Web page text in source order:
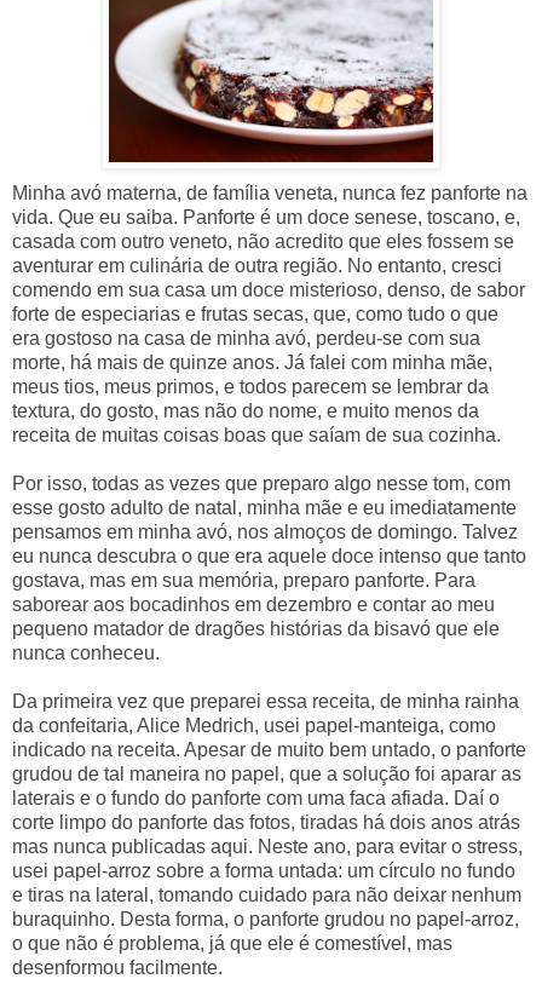
Minha avó materna, de família veneta, nunca fez panforte na
vida. Que eu saiba. Panforte é um doce senese, toscano, e,
casada com outro veneto, não acredito que eles fossem se
aventurar em culinária de outra região. No entanto, cresci
comendo em sua casa um doce misterioso, denso, de sabor
forte de especiarias e frutas secas, que, como tudo o que
era gostoso na casa de minha avó, perdeu-se com sua
morte, há mais de quinze anos. Já falei com minha mãe,
meus tios, meus primos, e todos parecem se lembrar da
textura, do gosto, mas não do nome, e muito menos da
receita de muitas coisas boas que saíam de sua cozinha.
Por isso, todas as vezes que preparo algo nesse tom, com
esse gosto adulto de natal, minha mãe e eu imediatamente
pensamos em minha avó, nos almoços de domingo. Talvez
eu nunca descubra o que era aquele doce intenso que tanto
gostava, mas em sua memória, preparo panforte. Para
saborear aos bocadinhos em dezembro e contar ao meu
pequeno matador de dragões histórias da bisavó que ele
nunca conheceu.
Da primeira vez que preparei essa receita, de minha rainha
da confeitaria, Alice Medrich, usei papel-manteiga, como
indicado na receita. Apesar de muito bem untado, o panforte
grudou de tal maneira no papel, que a solução foi aparar as
laterais e o fundo do panforte com uma faca afiada. Daí o
corte limpo do panforte das fotos, tiradas há dois anos atrás
mas nunca publicadas aqui. Neste ano, para evitar o stress,
usei papel-arroz sobre a forma untada: um círculo no fundo
e tiras na lateral, tomando cuidado para não deixar nenhum
buraquinho. Desta forma, o panforte grudou no papel-arroz,
o que não é problema, já que ele é comestível, mas
desenformou facilmente.